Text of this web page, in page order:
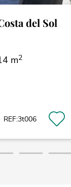
del Sol
m2
REF:3t006